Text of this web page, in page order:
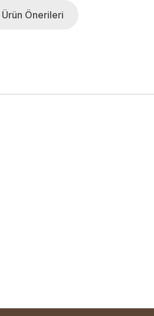
Ürün Önerileri